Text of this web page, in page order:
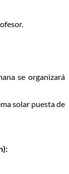
se organizará
solar puesta de